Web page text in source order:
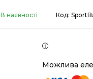
В наявності Код: